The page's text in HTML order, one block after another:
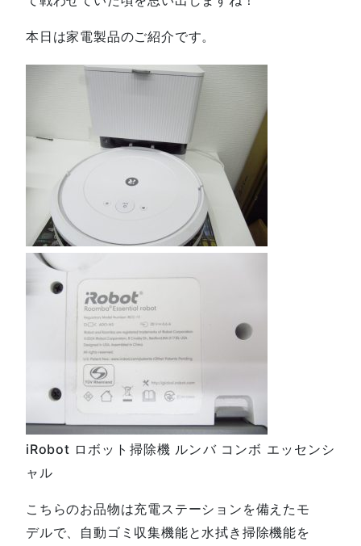
本日は家電製品のご紹介です。
iRobot ロボット掃除機 ルンバ コンボ エッセンシ
ャル
こちらのお品物は充電ステーションを備えたモ
デルで、自動ゴミ収集機能と水拭き掃除機能を